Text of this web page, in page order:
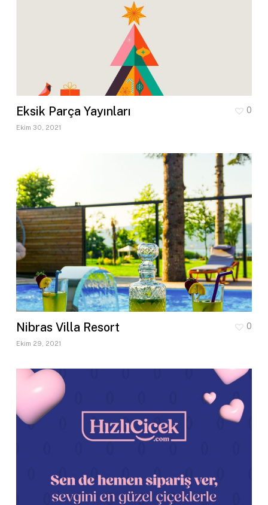
Eksik Parça Yayınları
Ekim 30, 2021
0
Nibras Villa Resort
Ekim 29, 2021
0